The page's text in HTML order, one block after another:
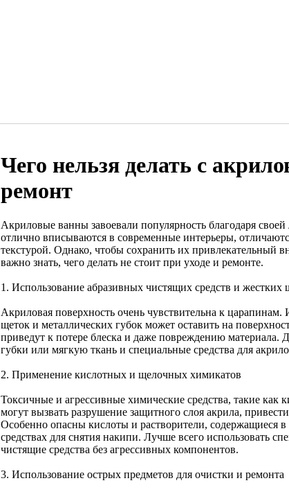
Чего нельзя делать с
ремонт
Акриловые ванны завоевали популярность благодаря
отлично вписываются в современные интерьеры,
текстурой. Однако, чтобы сохранить их привлекательный
важно знать, чего делать не стоит при уходе и ремонте.
1. Использование абразивных чистящих средств и жестких
Акриловая поверхность очень чувствительна к
щеток и металлических губок может оставить на
приведут к потере блеска и даже повреждению материала.
губки или мягкую ткань и специальные средства для
2. Применение кислотных и щелочных химикатов
Токсичные и агрессивные химические средства, такие как
могут вызвать разрушение защитного слоя акрила,
Особенно опасны кислоты и растворители, содержащиеся
средствах для снятия накипи. Лучше всего использовать
чистящие средства без агрессивных компонентов.
3. Использование острых предметов для очистки и ремонта